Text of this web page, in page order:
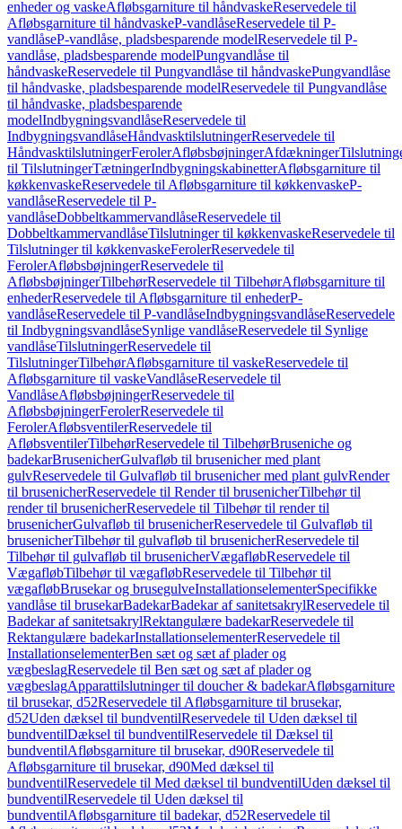
enheder og vaskeAfløbsgarniture til håndvaskeReservedele til
Afløbsgarniture til håndvaskeP-vandlåseReservedele til P-
vandlåseP-vandlåse, pladsbesparende modelReservedele til P-
vandlåse, pladsbesparende modelPungvandlåse til
håndvaskeReservedele til Pungvandlåse til håndvaskePungvandlåse
til håndvaske, pladsbesparende modelReservedele til Pungvandlåse
til håndvaske, pladsbesparende
modelIndbygningsvandlåseReservedele til
IndbygningsvandlåseHåndvasktilslutningerReservedele til
HåndvasktilslutningerFerolerAfløbsbøjningerAfdækninger
til TilslutningerTætningerIndbygningskabinetterAfløbsgarniture til
køkkenvaskeReservedele til Afløbsgarniture til køkkenvaskeP-
vandlåseReservedele til P-
vandlåseDobbeltkammervandlåseReservedele til
DobbeltkammervandlåseTilslutninger til køkkenvaskeReservedele til
Tilslutninger til køkkenvaskeFerolerReservedele til
FerolerAfløbsbøjningerReservedele til
AfløbsbøjningerTilbehørReservedele til TilbehørAfløbsgarniture til
enhederReservedele til Afløbsgarniture til enhederP-
vandlåseReservedele til P-vandlåseIndbygningsvandlåseReservedele
til IndbygningsvandlåseSynlige vandlåseReservedele til Synlige
vandlåseTilslutningerReservedele til
TilslutningerTilbehørAfløbsgarniture til vaskeReservedele til
Afløbsgarniture til vaskeVandlåseReservedele til
VandlåseAfløbsbøjningerReservedele til
AfløbsbøjningerFerolerReservedele til
FerolerAfløbsventilerReservedele til
AfløbsventilerTilbehørReservedele til TilbehørBruseniche og
badekarBrusenicherGulvafløb til brusenicher med plant
gulvReservedele til Gulvafløb til brusenicher med plant gulvRender
til brusenicherReservedele til Render til brusenicherTilbehør til
render til brusenicherReservedele til Tilbehør til render til
brusenicherGulvafløb til brusenicherReservedele til Gulvafløb til
brusenicherTilbehør til gulvafløb til brusenicherReservedele til
Tilbehør til gulvafløb til brusenicherVægafløbReservedele til
VægafløbTilbehør til vægafløbReservedele til Tilbehør til
vægafløbBrusekar og brusegulveInstallationselementerSpecifikke
vandlåse til brusekarBadekarBadekar af sanitetsakrylReservedele til
Badekar af sanitetsakrylRektangulære badekarReservedele til
Rektangulære badekarInstallationselementerReservedele til
InstallationselementerBen sæt og sæt af plader og
vægbeslagReservedele til Ben sæt og sæt af plader og
vægbeslagApparattilslutninger til doucher & badekarAfløbsgarniture
til brusekar, d52Reservedele til Afløbsgarniture til brusekar,
d52Uden dæksel til bundventilReservedele til Uden dæksel til
bundventilDæksel til bundventilReservedele til Dæksel til
bundventilAfløbsgarniture til brusekar, d90Reservedele til
Afløbsgarniture til brusekar, d90Med dæksel til
bundventilReservedele til Med dæksel til bundventilUden dæksel til
bundventilReservedele til Uden dæksel til
bundventilAfløbsgarniture til badekar, d52Reservedele til